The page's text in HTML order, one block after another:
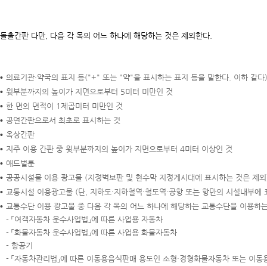
돌출간판 다만, 다음 각 목의 어느 하나에 해당하는 것은 제외한다.
의료기관·약국의 표지 등("+" 또는 "약"을 표시하는 표지 등을 말한다. 이하 같
윗부분까지의 높이가 지면으로부터 5미터 미만인 것
한 면의 면적이 1제곱미터 미만인 것
공연간판으로서 최초로 표시하는 것
옥상간판
지주 이용 간판 중 윗부분까지의 높이가 지면으로부터 4미터 이상인 것
애드벌룬
공공시설물 이용 광고물 (지정벽보판 및 현수막 지정게시대에 표시하는 것은 제
교통시설 이용광고물 (단, 지하도·지하철역·철도역·공항 또는 항만의 시설내부에
교통수단 이용 광고물 중 다음 각 목의 어느 하나에 해당하는 교통수단을 이용하
- 「여객자동차 운수사업법」에 따른 사업용 자동차
- 「화물자동차 운수사업법」에 따른 사업용 화물자동차
- 항공기
- 「자동차관리법」에 따른 이동용음식판매 용도인 소형·경형화물자동차 또는 이